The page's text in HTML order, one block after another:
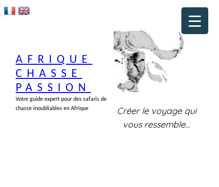
Aller
AFRIQUE
CHASSE
PASSION
Votre guide expert pour des safaris de
chasse inoubliables en Afrique
Créer le voyage qui
vous ressemble…